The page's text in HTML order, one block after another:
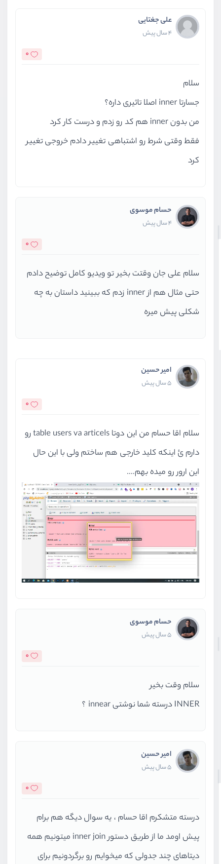
علی جغتایی
4 سال پیش
0
سلام
جسارتا inner اصلا تاثیری داره؟
من بدون inner هم کد رو زدم و درست کار کرد
فقط وقتی شرط رو اشتباهی تغییر دادم خروجی تغییر
کرد
حسام موسوی
4 سال پیش
0
سلام علی جان وقتت بخیر تو ویدیو کامل توضیح دادم
حتی مثال هم از inner زدم که ببینید داستان به چه
شکلی پیش میره
امیر حسین
5 سال پیش
0
سلام اقا حسام من این دوتا table users va articels رو
دارم ئ اینکه کلید خارجی هم ساختم ولی با این حال
این ارور رو میده بهم....
حسام موسوی
5 سال پیش
0
سلام وقت بخیر
INNER درسته شما نوشتی innear ؟
امیر حسین
5 سال پیش
0
درسته متشکرم اقا حسام ، یه سوال دیگه هم برام
پیش اومد ما از طریق دستور inner join میتونیم همه
دیتاهای چند جدولی که میخوایم رو برگردونیم برای